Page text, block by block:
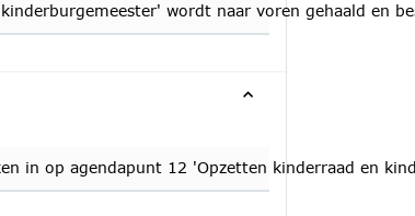
wordt naar voren gehaald en
in op agendapunt 12 'Opzetten kinderraad en